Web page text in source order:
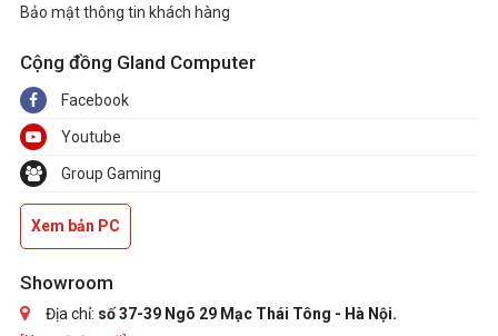
Bảo mật thông tin khách hàng
Cộng đồng Gland Computer
Facebook
Youtube
Group Gaming
Xem bản PC
Showroom
Địa chỉ: số 37-39 Ngõ 29 Mạc Thái Tông - Hà Nội.